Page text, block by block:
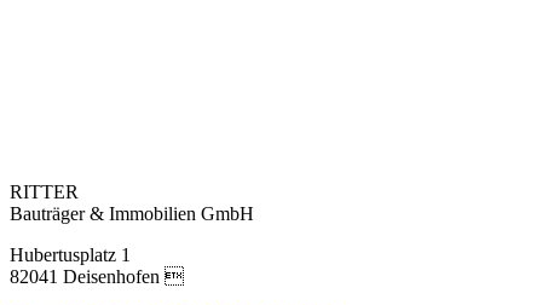
RITTER
Bauträger & Immobilien GmbH
Hubertusplatz 1
82041 Deisenhofen 